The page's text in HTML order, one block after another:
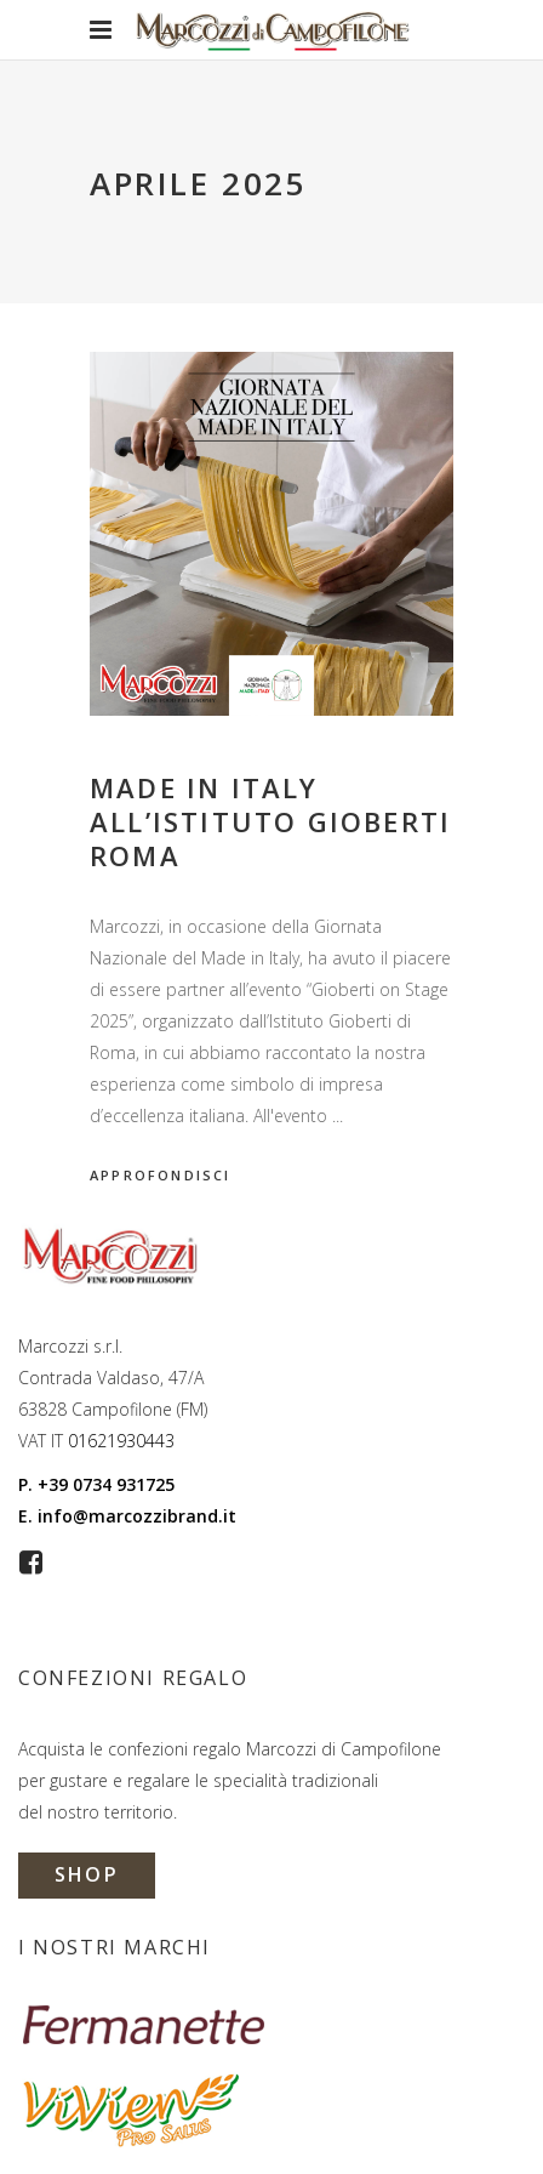
APRILE 2025
MADE IN ITALY
ALL’ISTITUTO GIOBERTI
ROMA
Marcozzi, in occasione della Giornata
Nazionale del Made in Italy, ha avuto il piacere
di essere partner all’evento “Gioberti on Stage
2025”, organizzato dall’Istituto Gioberti di
Roma, in cui abbiamo raccontato la nostra
esperienza come simbolo di impresa
d’eccellenza italiana. All'evento
APPROFONDISCI
Marcozzi s.r.l.
Contrada Valdaso, 47/A
63828 Campofilone (FM)
VAT IT 01621930443
P. +39 0734 931725
E. info@marcozzibrand.it
CONFEZIONI REGALO
Acquista le confezioni regalo Marcozzi di Campofilone
per gustare e regalare le specialità tradizionali
del nostro territorio.
SHOP
I NOSTRI MARCHI